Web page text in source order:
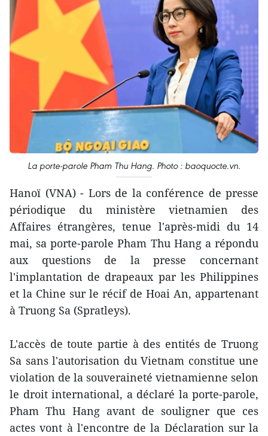
La porte-parole Pham Thu Hang. Photo : baoquocte.vn.
Hanoï (VNA) - Lors de la conférence de presse
périodique du ministère vietnamien des
Affaires étrangères, tenue l'après-midi du 14
mai, sa porte-parole Pham Thu Hang a répondu
aux questions de la presse concernant
l'implantation de drapeaux par les Philippines
et la Chine sur le récif de Hoai An, appartenant
à Truong Sa (Spratleys).
L'accès de toute partie à des entités de Truong
Sa sans l'autorisation du Vietnam constitue une
violation de la souveraineté vietnamienne selon
le droit international, a déclaré la porte-parole,
Pham Thu Hang avant de souligner que ces
actes vont à l'encontre de la Déclaration sur la